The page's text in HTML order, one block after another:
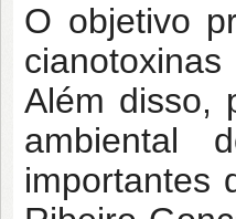
O objetivo
Além disso,
ambiental
importantes